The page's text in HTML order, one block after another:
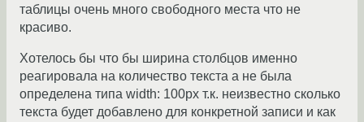
таблицы очень много свободного места что не
красиво.
Хотелось бы что бы ширина столбцов именно
реагировала на количество текста а не была
определена типа width: 100px т.к. неизвестно сколько
текста будет добавлено для конкретной записи и как